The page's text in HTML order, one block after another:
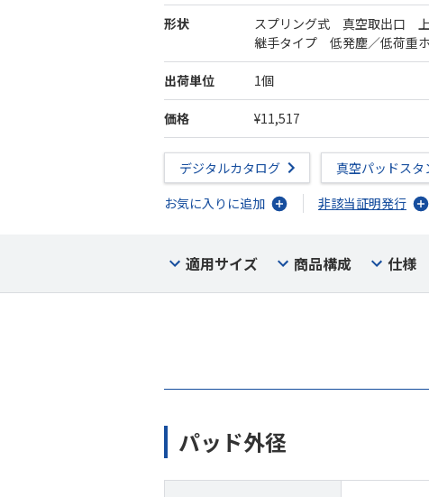
形状
スプリング式 真空取出口
継手タイプ 低発塵／低荷重
出荷単位 1個
価格 ¥11,517
デジタルカタログ 真空パッドス
お気に入りに追加
非該当証明発行
適用サイズ 商品構成 仕様
パッド外径